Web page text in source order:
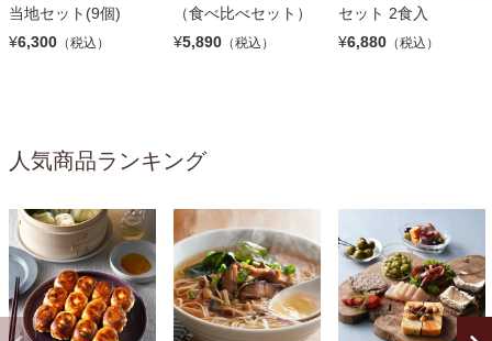
当地セット(9個)
¥6,300 （税込）
（食べ比べセット）
¥5,890 （税込）
セット 2食入
¥6,880 （税込）
人気商品ランキング